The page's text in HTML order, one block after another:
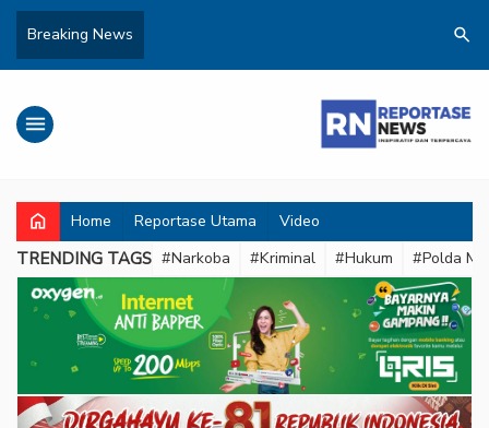
Breaking News search
menu
home Home Reportase Utama Video
TRENDING TAGS #Narkoba #Kriminal #Hukum #Polda